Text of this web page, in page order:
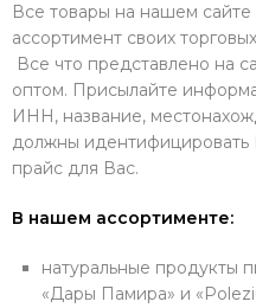
Все товары на нашем
ассортимент своих
Все что представлено на
оптом. Присылайте
ИНН, название,
должны
прайс для Вас.
В нашем ассортименте:
натуральные продукты
«Дары Памира» и